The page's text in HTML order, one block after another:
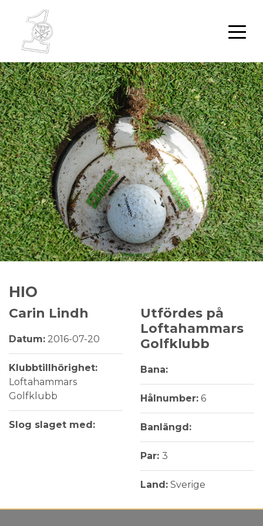
HIO
Carin Lindh
Datum: 2016-07-20
Klubbtillhörighet:
Loftahammars
Golfklubb
Slog slaget med:
Utfördes på
Loftahammars
Golfklubb
Bana:
Hålnumber: 6
Banlängd:
Par: 3
Land: Sverige